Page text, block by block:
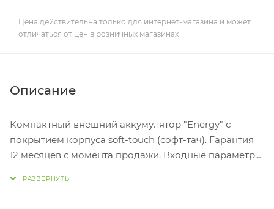
Цена действительна только для интернет-магазина и может
отличаться от цен в розничных магазинах
Описание
Компактный внешний аккумулятор "Energy" с
покрытием корпуса soft-touch (софт-тач). Гарантия
12 месяцев с момента продажи. Входные параметры: